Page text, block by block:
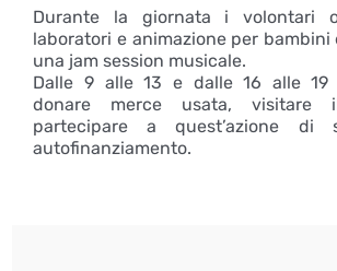
Durante la giornata i volontari
laboratori e animazione per bambini
una jam session musicale.
Dalle 9 alle 13 e dalle 16 alle 19
donare merce usata, visitare
partecipare a quest’azione di
autofinanziamento.